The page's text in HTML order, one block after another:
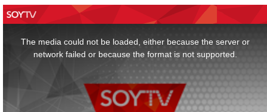
The media could not be loaded, either because the server or
network failed or because the format is not supported.